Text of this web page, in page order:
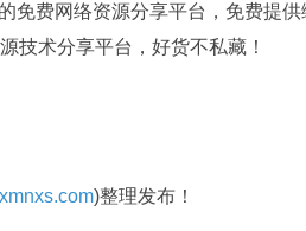
免费网络资源分享平台，免费提
技术分享平台，好货不私藏！
)整理发布！